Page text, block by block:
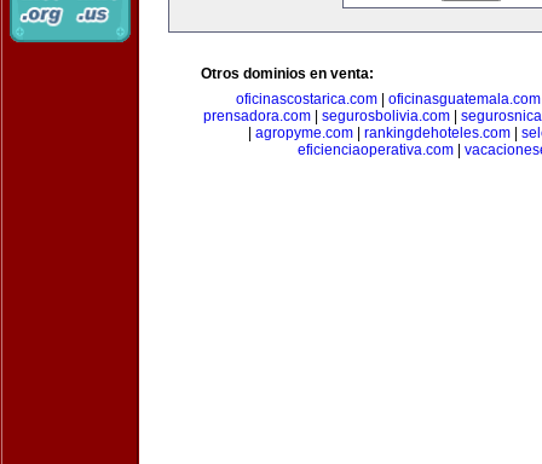
Otros dominios en venta:
oficinascostarica.com
oficinasguatemala.com
prensadora.com| segurosbolivia.com|
agropyme.com| rankingdehoteles.com|
eficienciaoperativa.com